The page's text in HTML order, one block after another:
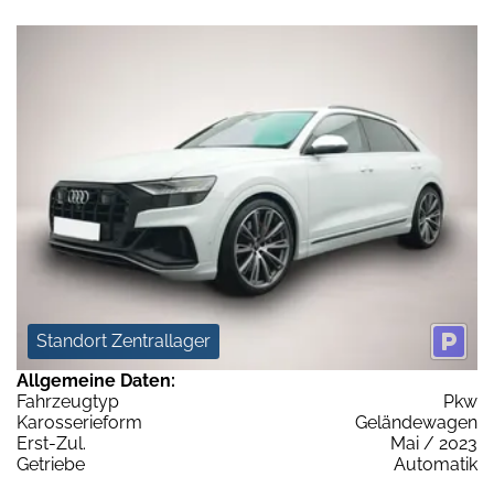
Standort Zentrallager
Allgemeine Daten:
Fahrzeugtyp
Pkw
Karosserieform
Geländewagen
Erst-Zul.
Mai / 2023
Getriebe
Automatik